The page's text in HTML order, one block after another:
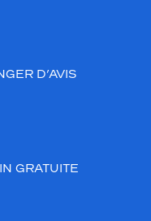
D’AVIS
GRATUITE